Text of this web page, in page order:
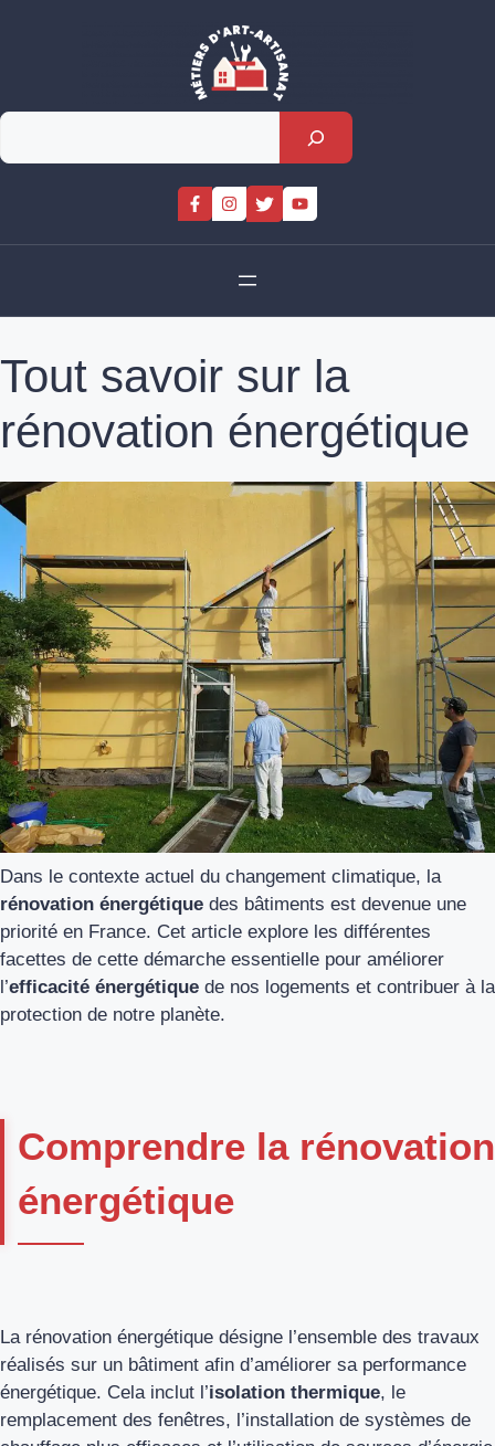
Rechercher
Tout savoir sur la
rénovation énergétique
Dans le contexte actuel du changement climatique, la
rénovation énergétique des bâtiments est devenue une
priorité en France. Cet article explore les différentes
facettes de cette démarche essentielle pour améliorer
l’efficacité énergétique de nos logements et contribuer à la
protection de notre planète.
Comprendre la rénovation
énergétique
La rénovation énergétique désigne l’ensemble des travaux
réalisés sur un bâtiment afin d’améliorer sa performance
énergétique. Cela inclut l’isolation thermique, le
remplacement des fenêtres, l’installation de systèmes de